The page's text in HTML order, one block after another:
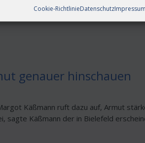
Cookie-RichtlinieDatenschutzImpressum
genauer hinschauen
Käßmann ruft dazu auf, Armut
sagte Käßmann der in Bielefeld